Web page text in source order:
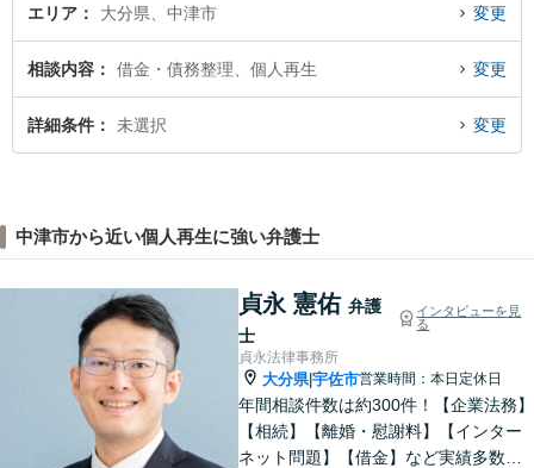
エリア 大分県、中津市 変更
相談内容 借金・債務整理、個人再生 変更
詳細条件 未選択 変更
中津市から近い個人再生に強い弁護士
貞永 憲佑 弁護
士
インタビューを見
る
貞永法律事務所
大分県|宇佐市営業時間：本日定休日
年間相談件数は約300件！【企業法務】
【相続】【離婚・慰謝料】【インター
ネット問題】【借金】など実績多数。